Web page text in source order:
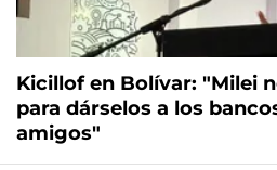
Kicillof en Bolívar: "Milei
para dárselos a los
amigos"